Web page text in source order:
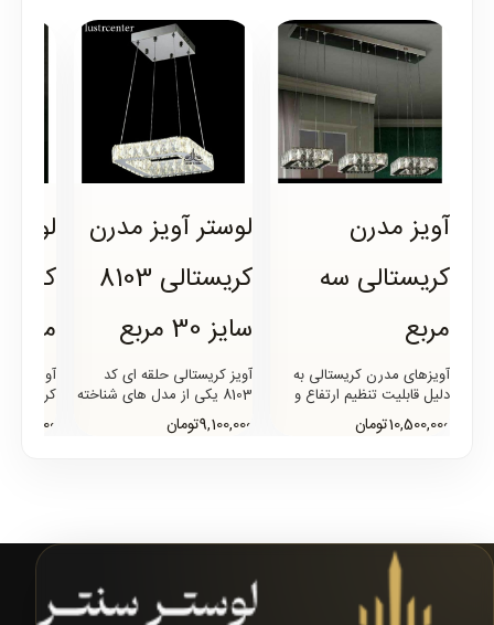
آویز مدرن
کریستالی سه
مربع
آویزهای مدرن کریستالی به
دلیل قابلیت تنظیم ارتفاع و
همچنین قابلیت تغییر حالت
قرارگیری هر طبقه بصورت ..
10,500,000تومان
لوستر آویز مدرن
کریستالی 8103
سایز 30 مربع
آویز کریستالی حلقه ای کد
8103 یکی از مدل های شناخته
شده و بسیار پرفروش است که
در لوستر سنتر تولید می..
9,100,000تومان
مربع
آویزهای
قابلیت